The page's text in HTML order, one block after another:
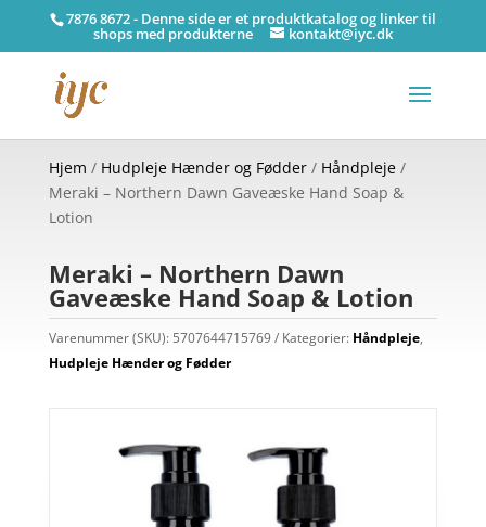
7876 8672 - Denne side er et produktkatalog og linker til
shops med produkterne kontakt@iyc.dk
Hjem / Hudpleje Hænder og Fødder/ Håndpleje/
Meraki – Northern Dawn Gaveæske Hand Soap &
Lotion
Meraki – Northern Dawn
Gaveæske Hand Soap & Lotion
Varenummer (SKU): 5707644715769 Kategorier: Håndpleje,
Hudpleje Hænder og Fødder